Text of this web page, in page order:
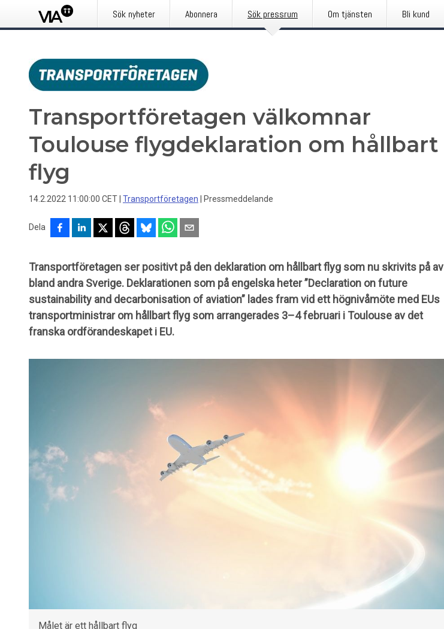
Sök nyheter Abonnera Sök pressrum Om tjänsten Bli kund
Transportföretagen välkomnar
Toulouse flygdeklaration om hållbart
flyg
14.2.2022 11:00:00 CET Transportföretagen Pressmeddelande
Dela
Transportföretagen ser positivt på den deklaration om hållbart flyg som nu skrivits på av
bland andra Sverige. Deklarationen som på engelska heter ”Declaration on future
sustainability and decarbonisation of aviation” lades fram vid ett högnivåmöte med EUs
transportministrar om hållbart flyg som arrangerades 3–4 februari i Toulouse av det
franska ordförandeskapet i EU.
Målet är ett hållbart flyg